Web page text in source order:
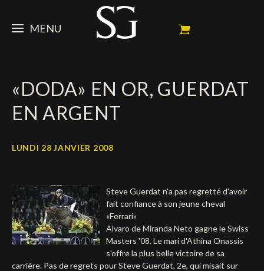
MENU
Portrait
Palmarès
Ambassadeur
ACTUALITÉ
News
Dossiers
Prochains concours
Résultats
Galeries photos
Vidéos
CHEVAUX
Mes chevaux de concours
Etalon reproducteur
SPONSORS
Sponsors officiels
Partenaires officiels
Autographes
Social Newsroom
SHOP
Français
«DODA» EN OR, GUERDAT
EN ARGENT
LUNDI 28 JANVIER 2008
Steve Guerdat n'a pas regretté d'avoir
fait confiance à son jeune cheval
«Ferrari»
Alvaro de Miranda Neto gagne le Swiss
Masters '08. Le mari d'Athina Onassis
s'offre la plus belle victoire de sa
carrière. Pas de regrets pour Steve Guerdat, 2e, qui misait sur